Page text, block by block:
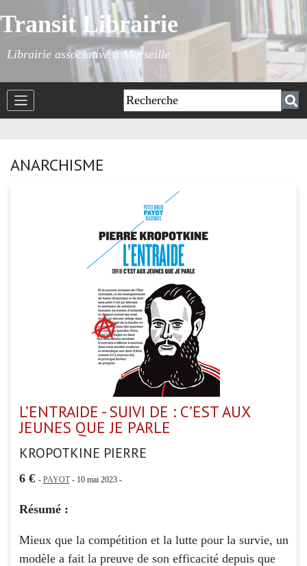
Transit Librairie
Librairie associative à Marseille
ANARCHISME
L’ENTRAIDE - SUIVI DE : C’EST AUX
JEUNES QUE JE PARLE
KROPOTKINE PIERRE
6 € - PAYOT- 10 mai 2023 -
Résumé :
Mieux que la compétition et la lutte pour la survie, un
modèle a fait la preuve de son efficacité depuis que